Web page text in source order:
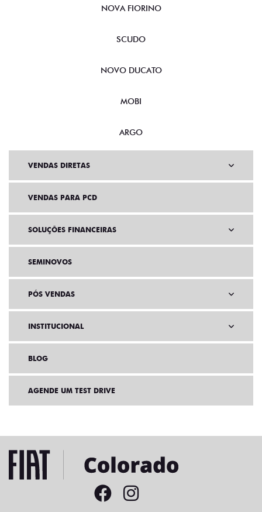
NOVA FIORINO
SCUDO
NOVO DUCATO
MOBI
ARGO
VENDAS DIRETAS
VENDAS PARA PCD
SOLUÇÕES FINANCEIRAS
SEMINOVOS
PÓS VENDAS
INSTITUCIONAL
BLOG
AGENDE UM TEST DRIVE